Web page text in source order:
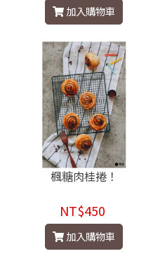
加入購物車
楓糖肉桂捲！
NT$450
加入購物車